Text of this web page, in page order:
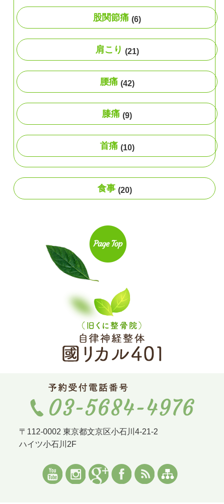
股関節痛 (6)
肩こり (21)
腰痛 (42)
膝痛 (9)
首痛 (10)
食事 (20)
〒112-0002 東京都文京区小石川4-21-2
ハイツ小石川2F